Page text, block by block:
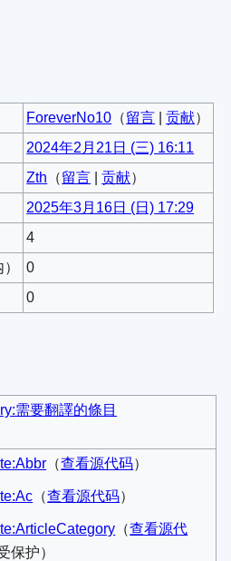
ForeverNo10 （留言 |贡献）
2024年2月21日 (三) 16:11
Zth （留言 |贡献）
2025年3月16日 (日) 17:29
4
0
0
需要翻譯的條目
​（查看源代码）​
​（查看源代码）​
​（查看源代
保护）